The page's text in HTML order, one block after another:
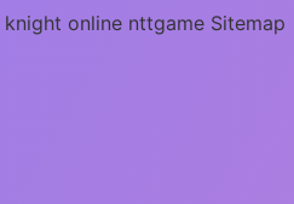
knight online nttgame Sitemap